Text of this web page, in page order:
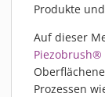
Produkte
Auf dieser
Piezobrush®
Prozessen